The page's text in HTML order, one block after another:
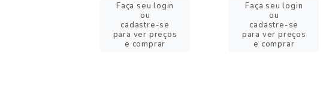
Faça seu login
ou
cadastre-se
para ver preços
e comprar
Faça seu login
ou
cadastre-se
para ver preços
e comprar